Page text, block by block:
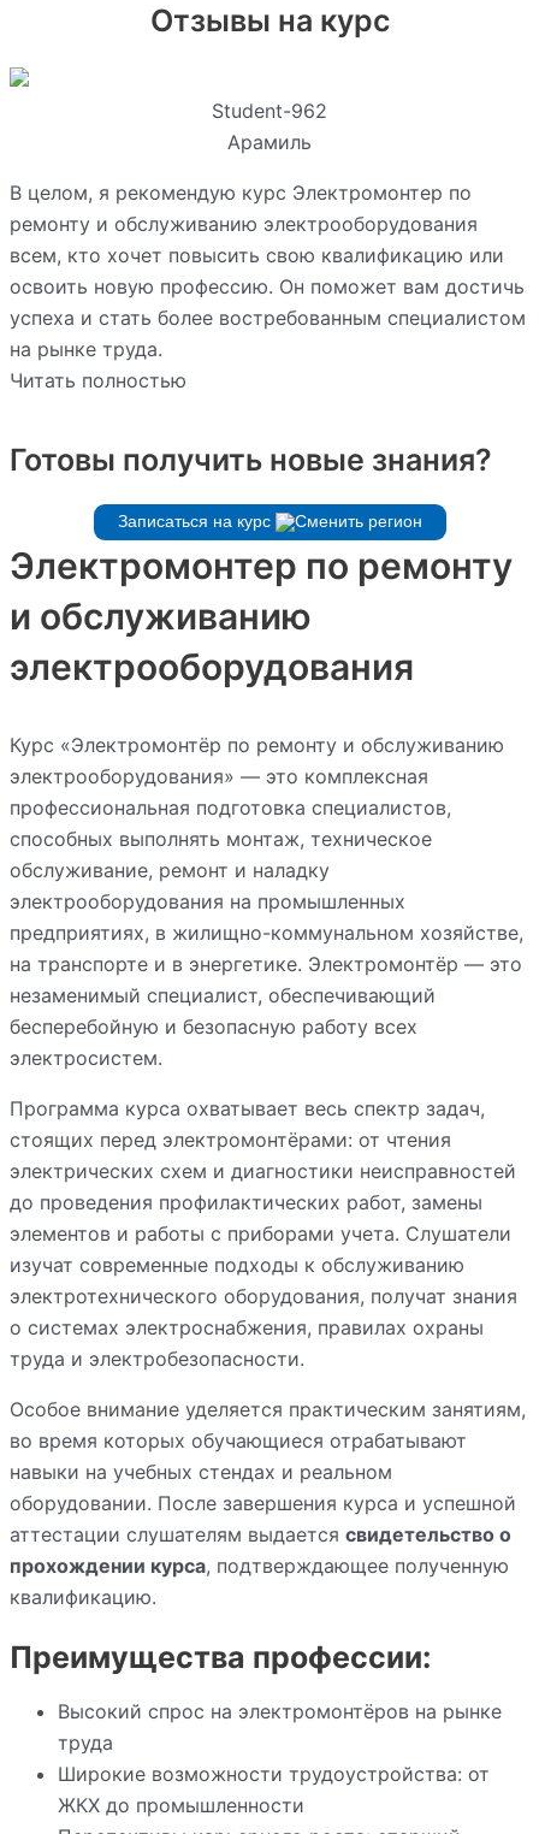
Отзывы на курс
Student-962
Арамиль
В целом, я рекомендую курс Электромонтер по
ремонту и обслуживанию электрооборудования
всем, кто хочет повысить свою квалификацию или
освоить новую профессию. Он поможет вам достичь
успеха и стать более востребованным специалистом
на рынке труда.
Читать полностью
Готовы получить новые знания?
Записаться на курс
Электромонтер по ремонту
и обслуживанию
электрооборудования
Курс «Электромонтёр по ремонту и обслуживанию
электрооборудования» — это комплексная
профессиональная подготовка специалистов,
способных выполнять монтаж, техническое
обслуживание, ремонт и наладку
электрооборудования на промышленных
предприятиях, в жилищно-коммунальном хозяйстве,
на транспорте и в энергетике. Электромонтёр — это
незаменимый специалист, обеспечивающий
бесперебойную и безопасную работу всех
электросистем.
Программа курса охватывает весь спектр задач,
стоящих перед электромонтёрами: от чтения
электрических схем и диагностики неисправностей
до проведения профилактических работ, замены
элементов и работы с приборами учета. Слушатели
изучат современные подходы к обслуживанию
электротехнического оборудования, получат знания
о системах электроснабжения, правилах охраны
труда и электробезопасности.
Особое внимание уделяется практическим занятиям,
во время которых обучающиеся отрабатывают
навыки на учебных стендах и реальном
оборудовании. После завершения курса и успешной
аттестации слушателям выдается свидетельство о
прохождении курса, подтверждающее полученную
квалификацию.
Преимущества профессии:
Высокий спрос на электромонтёров на рынке
труда
Широкие возможности трудоустройства: от
ЖКХ до промышленности